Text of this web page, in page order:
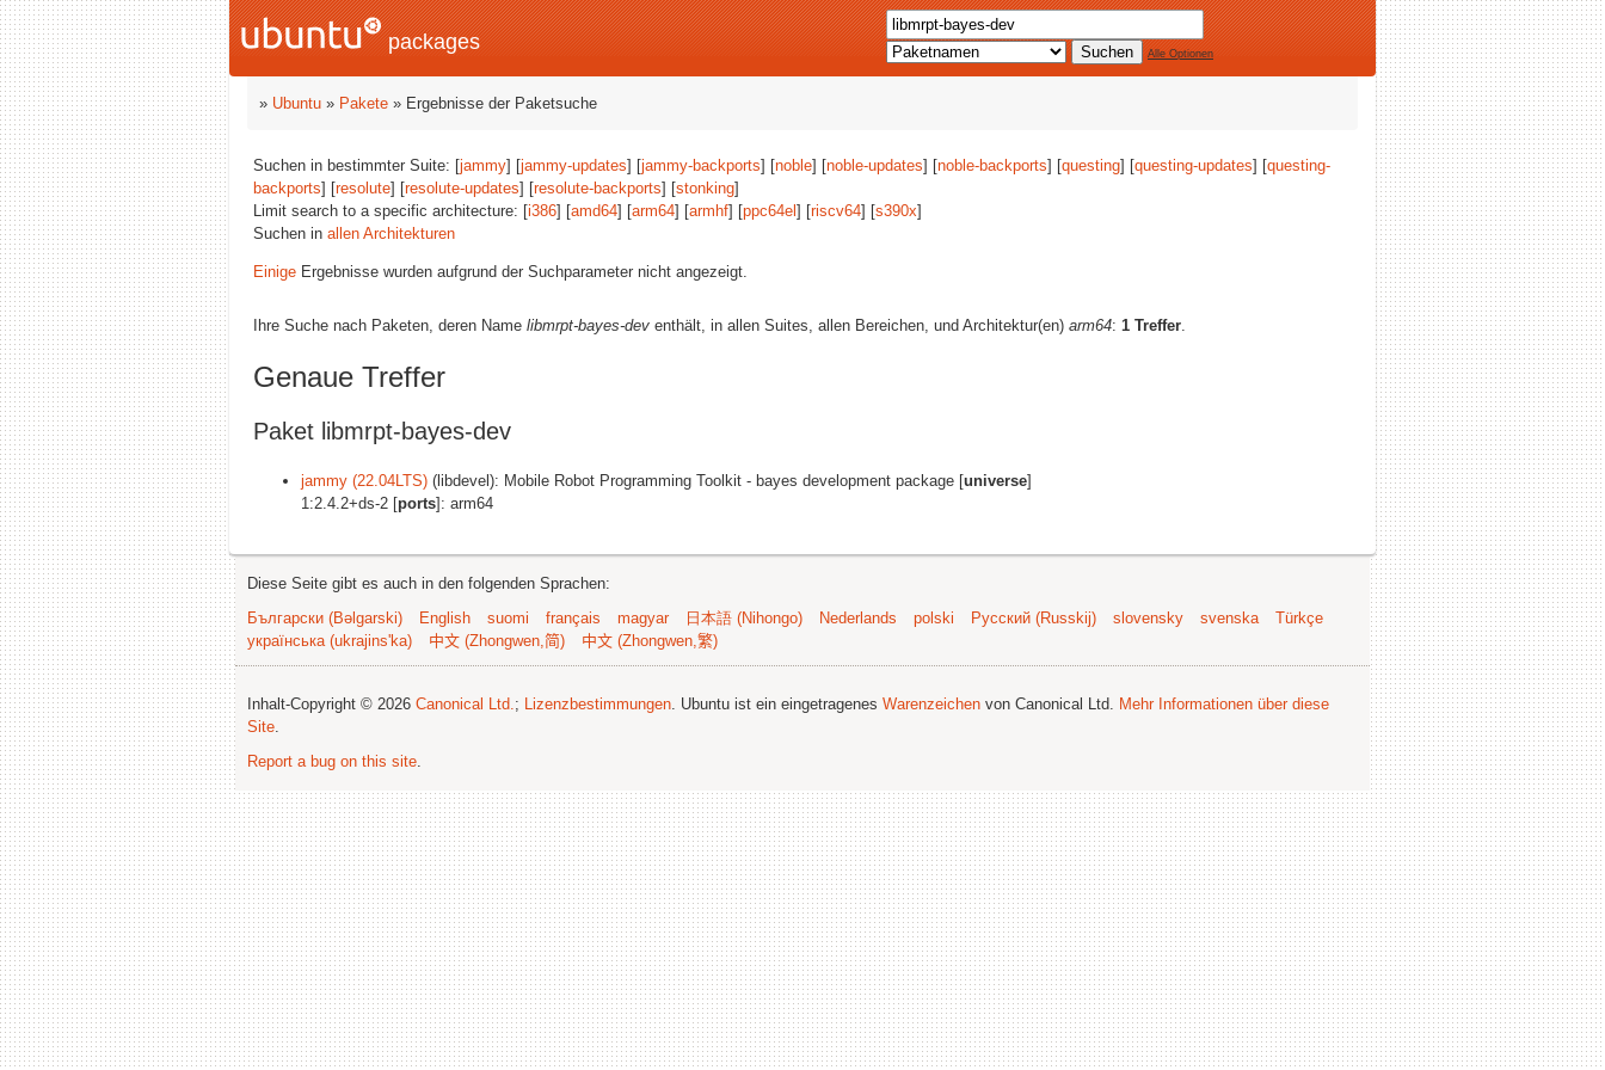
packages Alle Optionen
» Ubuntu » Pakete » Ergebnisse der Paketsuche
Suchen in bestimmter Suite: [jammy] [jammy-updates] [jammy-backports] [noble] [noble-updates] [noble-backports] [questing] [questing-updates] [questing-
backports] [resolute] [resolute-updates] [resolute-backports] [stonking]
Limit search to a specific architecture: [i386] [amd64] [arm64] [armhf] [ppc64el ] [riscv64] [s390x]
Suchen in allen Architekturen
Einige Ergebnisse wurden aufgrund der Suchparameter nicht angezeigt.
Ihre Suche nach Paketen, deren Name libmrpt-bayes-dev enthält, in allen Suites, allen Bereichen, und Architektur(en) arm64: 1 Treffer.
Genaue Treffer
Paket libmrpt-bayes-dev
jammy (22.04LTS) (libdevel): Mobile Robot Programming Toolkit - bayes development package [universe]
1:2.4.2+ds-2 [ports]: arm64
Diese Seite gibt es auch in den folgenden Sprachen:
Български (Bəlgarski)
English suomi français magyar 日本語 (Nihongo) Nederlands polski Русский (Russkij) slovensky svenska
Türkçe
українська (ukrajins'ka)
中文 (Zhongwen,简) 中文 (Zhongwen,繁)
Inhalt-Copyright © 2026 Canonical Ltd. ; Lizenzbestimmungen . Ubuntu ist ein eingetragenes Warenzeichen von Canonical Ltd.
Mehr Informationen über diese
Site
Report a bug on this site